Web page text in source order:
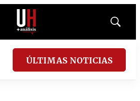
Mostrar
ÚLTIMAS NOTICIAS